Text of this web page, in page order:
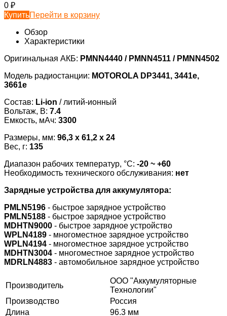
0 ₽
КупитьПерейти в корзину
Обзор
Характеристики
Оригинальная АКБ: PMNN4440 / PMNN4511 / PMNN4502
Модель радиостанции: MOTOROLA DP3441, 3441e,
3661e
Состав: Li-ion / литий-ионный
Вольтаж, В: 7.4
Емкость, мАч: 3300
Размеры, мм: 96,3 x 61,2 x 24
Вес, г: 135
Диапазон рабочих температур, °С: -20 ~ +60
Необходимость технического обслуживания: нет
Зарядные устройства для аккумулятора:
PMLN5196 - быстрое зарядное устройство
PMLN5188 - быстрое зарядное устройство
MDHTN9000 - быстрое зарядное устройство
WPLN4189 - многоместное зарядное устройство
WPLN4194 - многоместное зарядное устройство
MDHTN3004 - многоместное зарядное устройство
MDRLN4883 - автомобильное зарядное устройство
Производитель
ООО "Аккумуляторные
Технологии"
Производство
Россия
Длина
96.3 мм